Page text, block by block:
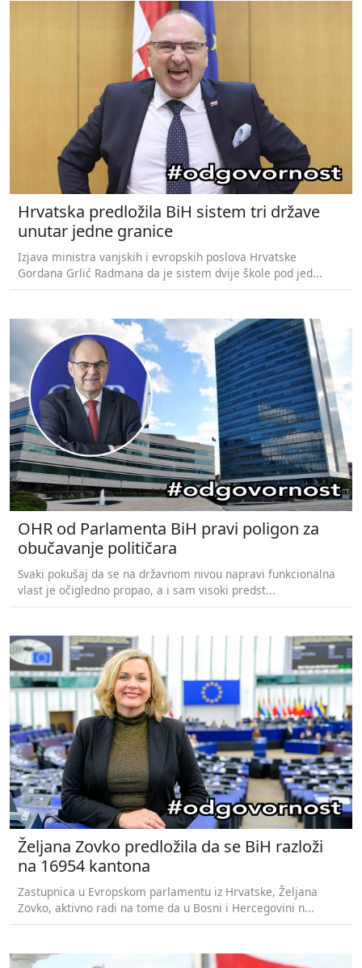
Hrvatska predložila BiH sistem tri države
unutar jedne granice
Izjava ministra vanjskih i evropskih poslova Hrvatske
Gordana Grlić Radmana da je sistem dvije škole pod jed...
​​OHR od Parlamenta BiH pravi poligon za
obučavanje političara
Svaki pokušaj da se na državnom nivou napravi funkcionalna
vlast je očigledno propao, a i sam visoki predst...
Željana Zovko predložila da se BiH razloži
na 16954 kantona
Zastupnica u Evropskom parlamentu iz Hrvatske, Željana
Zovko, aktivno radi na tome da u Bosni i Hercegovini n...